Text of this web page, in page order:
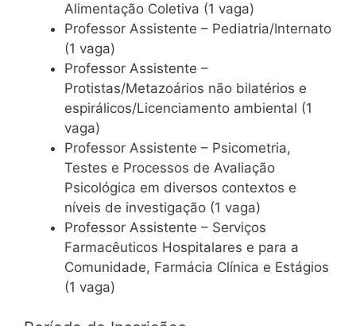
Alimentação Coletiva (1 vaga)
Professor Assistente – Pediatria/Internato
(1 vaga)
Professor Assistente –
Protistas/Metazoários não bilatérios e
espirálicos/Licenciamento ambiental (1
vaga)
Professor Assistente – Psicometria,
Testes e Processos de Avaliação
Psicológica em diversos contextos e
níveis de investigação (1 vaga)
Professor Assistente – Serviços
Farmacêuticos Hospitalares e para a
Comunidade, Farmácia Clínica e Estágios
(1 vaga)